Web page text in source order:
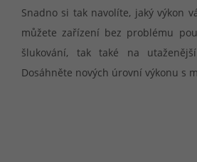
Snadno si tak navolíte, jaký výkon
můžete zařízení bez problému
šlukování, tak také na
Dosáhněte nových úrovní výkonu s